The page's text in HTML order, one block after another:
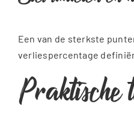
Een van de sterkste
verliespercentage
Praktische